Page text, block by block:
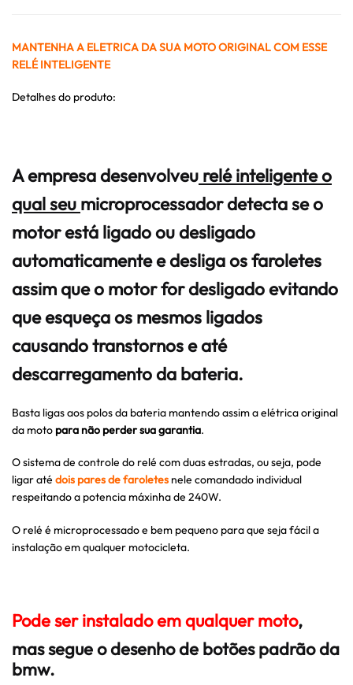
MANTENHA A ELETRICA DA SUA MOTO ORIGINAL COM ESSE
RELÉ INTELIGENTE
Detalhes do produto:
A empresa desenvolveu relé inteligente o
qual seu microprocessador detecta se o
motor está ligado ou desligado
automaticamente e desliga os faroletes
assim que o motor for desligado evitando
que esqueça os mesmos ligados
causando transtornos e até
descarregamento da bateria.
Basta ligas aos polos da bateria mantendo assim a elétrica original
da moto para não perder sua garantia.
O sistema de controle do relé com duas estradas, ou seja, pode
ligar até dois pares de faroletes nele comandado individual
respeitando a potencia máxinha de 240W.
O relé é microprocessado e bem pequeno para que seja fácil a
instalação em qualquer motocicleta.
Pode ser instalado em qualquer moto,
mas segue o desenho de botões padrão da
bmw.